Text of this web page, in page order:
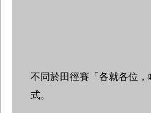
不同於田徑賽「各就各位
式。